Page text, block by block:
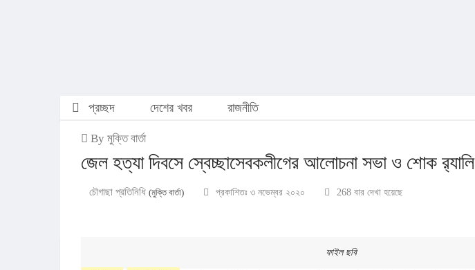
প্রচ্ছদ দেশের খবর রাজনীতি
By মুক্তি বার্তা
জেল হত্যা দিবসে স্বেচ্ছাসেবকলীগের আলোচনা সভা ও শোক র‌্যালি
চৌগাছা প্রতিনিধি (মুক্তি বার্তা) প্রকাশিতঃ ৩ নভেম্বর ২০২০ 268 বার দেখা হয়েছে
ফাইল ছবি